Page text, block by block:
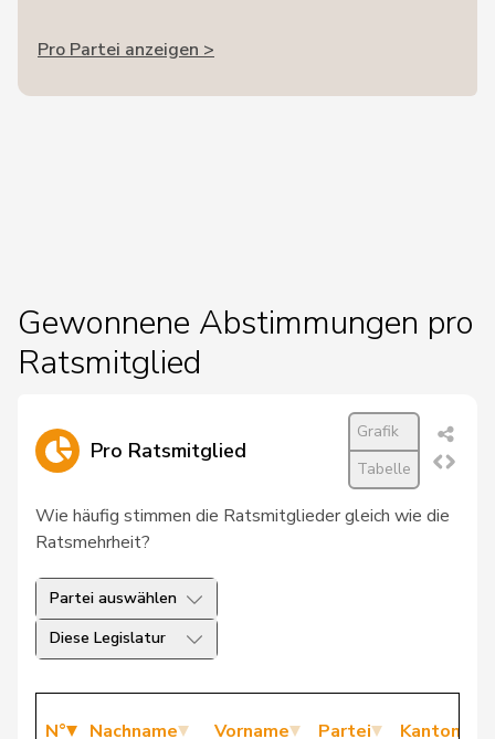
Pro Partei anzeigen >
Gewonnene Abstimmungen pro
Ratsmitglied
Pro Ratsmitglied
Grafik
Tabelle
Wie häufig stimmen die Ratsmitglieder gleich wie die
Ratsmehrheit?
Partei auswählen
Diese Legislatur
N° Nachname Vorname Partei Kanton